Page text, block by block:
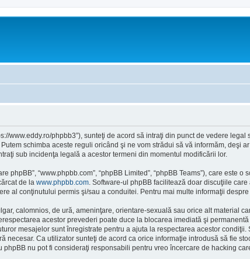
www.eddy.ro/phpbb3”), sunteţi de acord să intraţi din punct de vedere
schimba aceste reguli oricând şi ne vom strădui să vă informăm, deşi
sub incidenţa legală a acestor termeni din momentul modificării lor.
phpBB”, “www.phpbb.com”, “phpBB Limited”, “phpBB Teams”), care este o
de la www.phpbb.com . Software-ul phpBB facilitează doar discuţiile
al conţinutului permis şi/sau a conduitei. Pentru mai multe informaţii
calomnios, de ură, ameninţare, orientare-sexuală sau orice alt material
acestor prevederi poate duce la blocarea imediată şi
mesajelor sunt înregistrate pentru a ajuta la respectarea acestor condiţii.
necesar. Ca utilizator sunteţi de acord ca orice informaţie introdusă să fie
phpBB nu pot fi consideraţi responsabili pentru vreo încercare de hacking